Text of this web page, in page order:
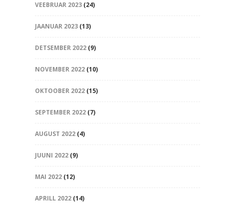
VEEBRUAR 2023(24)
JAANUAR 2023(13)
DETSEMBER 2022(9)
NOVEMBER 2022(10)
OKTOOBER 2022(15)
SEPTEMBER 2022(7)
AUGUST 2022(4)
JUUNI 2022(9)
MAI 2022(12)
APRILL 2022(14)